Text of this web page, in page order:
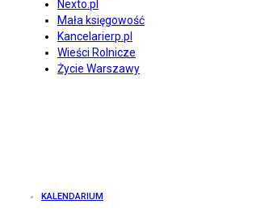
Nexto.pl
Mała księgowość
Kancelarierp.pl
Wieści Rolnicze
Życie Warszawy
KALENDARIUM